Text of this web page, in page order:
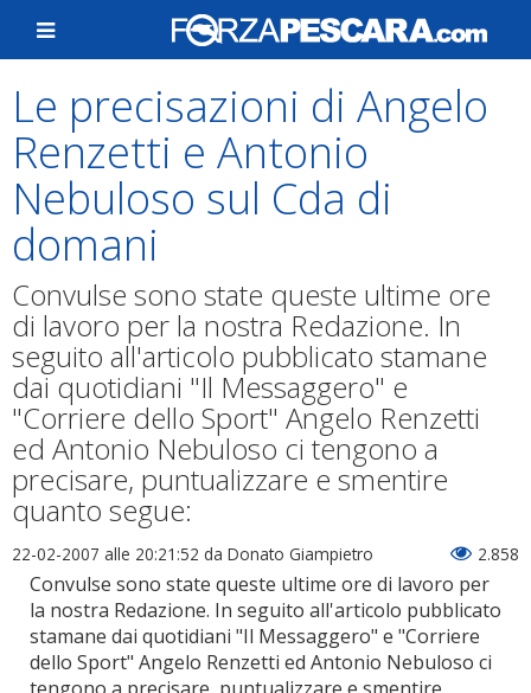
Le precisazioni di Angelo
Renzetti e Antonio
Nebuloso sul Cda di
domani
Convulse sono state queste ultime ore
di lavoro per la nostra Redazione. In
seguito all'articolo pubblicato stamane
dai quotidiani "Il Messaggero" e
"Corriere dello Sport" Angelo Renzetti
ed Antonio Nebuloso ci tengono a
precisare, puntualizzare e smentire
quanto segue:
22-02-2007 alle 20:21:52 da Donato Giampietro 2.858
Convulse sono state queste ultime ore di lavoro per
la nostra Redazione. In seguito all'articolo pubblicato
stamane dai quotidiani "Il Messaggero" e "Corriere
dello Sport" Angelo Renzetti ed Antonio Nebuloso ci